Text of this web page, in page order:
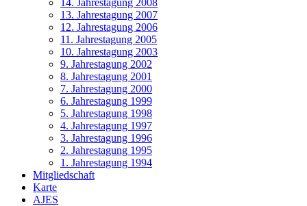
14. Jahrestagung 2008
13. Jahrestagung 2007
12. Jahrestagung 2006
11. Jahrestagung 2005
10. Jahrestagung 2003
9. Jahrestagung 2002
8. Jahrestagung 2001
7. Jahrestagung 2000
6. Jahrestagung 1999
5. Jahrestagung 1998
4. Jahrestagung 1997
3. Jahrestagung 1996
2. Jahrestagung 1995
1. Jahrestagung 1994
Mitgliedschaft
Karte
AJES